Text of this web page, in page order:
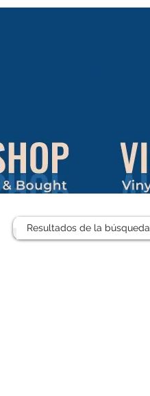
Resultados de la búsqueda